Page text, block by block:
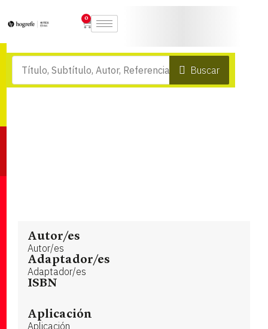
0
Buscar
Autor/es
Autor/es
Adaptador/es
Adaptador/es
ISBN
Aplicación
Aplicación